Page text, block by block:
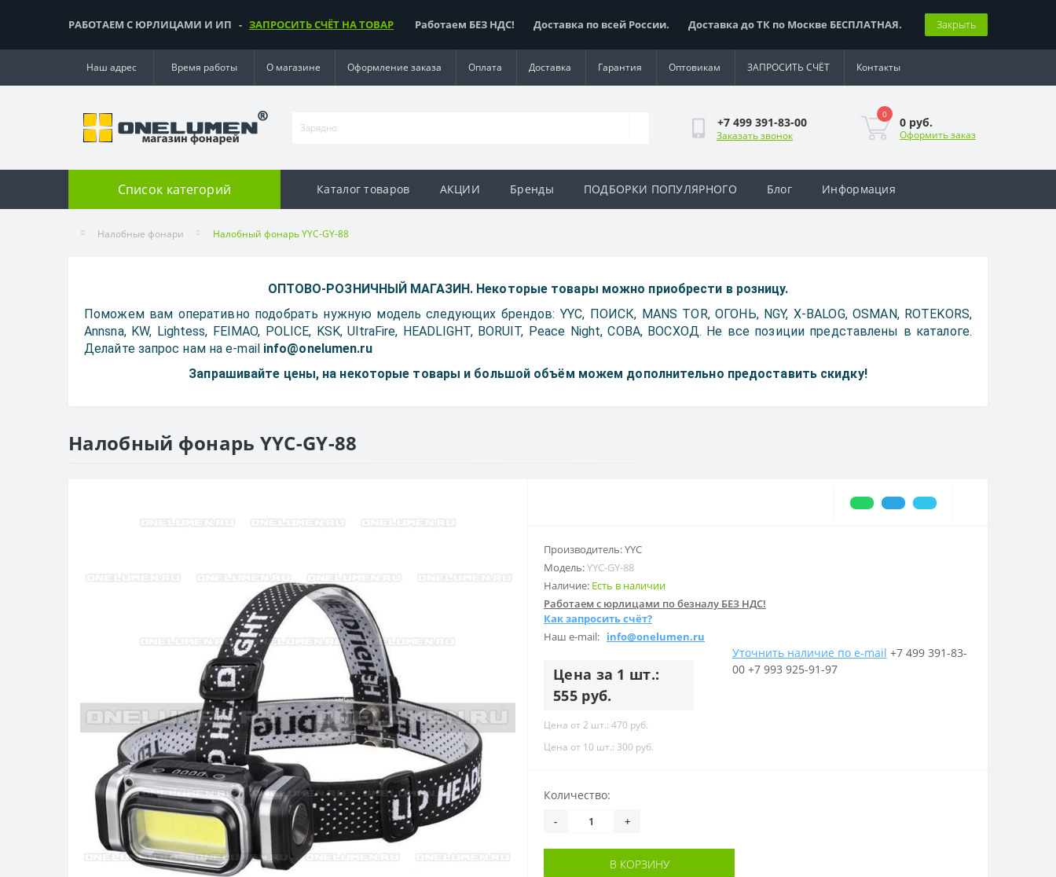
РАБОТАЕМ С ЮРЛИЦАМИ И ИП - ЗАПРОСИТЬ СЧЁТ НА ТОВАР Работаем БЕЗ НДС! Доставка по всей России. Доставка до ТК по Москве БЕСПЛАТНАЯ. Закрыть
Наш адрес Время работы О магазине Оформление заказа Оплата Доставка Гарантия Оптовикам ЗАПРОСИТЬ СЧЁТ Контакты
+7 499 391-83-00
Заказать звонок
0
0 руб.
Оформить заказ
Список категорий Каталог товаров АКЦИИ Бренды ПОДБОРКИ ПОПУЛЯРНОГО Блог Информация
Налобные фонари Налобный фонарь YYC-GY-88
ОПТОВО-РОЗНИЧНЫЙ МАГАЗИН. Некоторые товары можно приобрести в розницу.
Поможем вам оперативно подобрать нужную модель следующих брендов: YYC, ПОИСК, MANS TOR, ОГОНЬ, NGY, X-BALOG, OSMAN, ROTEKORS,
Annsna, KW, Lightess, FEIMAO, POLICE, KSK, UltraFire, HEADLIGHT, BORUIT, Peace Night, COBA, ВОСХОД. Не все позиции представлены в каталоге.
Делайте запрос нам на e-mail info@onelumen.ru
Запрашивайте цены, на некоторые товары и большой объём можем дополнительно предоставить скидку!
Налобный фонарь YYC-GY-88
Производитель: YYC
Модель:YYC-GY-88
Наличие: Есть в наличии
Работаем с юрлицами по безналу БЕЗ НДС!
Как запросить счёт?
Наш e-mail: info@onelumen.ru
Цена за 1 шт.:
555 руб.
Цена от 2 шт.: 470 руб.
Цена от 10 шт.: 300 руб.
Уточнить наличие по e-mail +7 499 391-83-
00 +7 993 925-91-97
Количество:
- +
В КОРЗИНУ